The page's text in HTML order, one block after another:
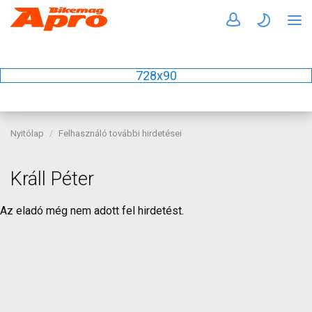
728x90
Nyitólap Felhasználó további hirdetései
Králl Péter
Az eladó még nem adott fel hirdetést.